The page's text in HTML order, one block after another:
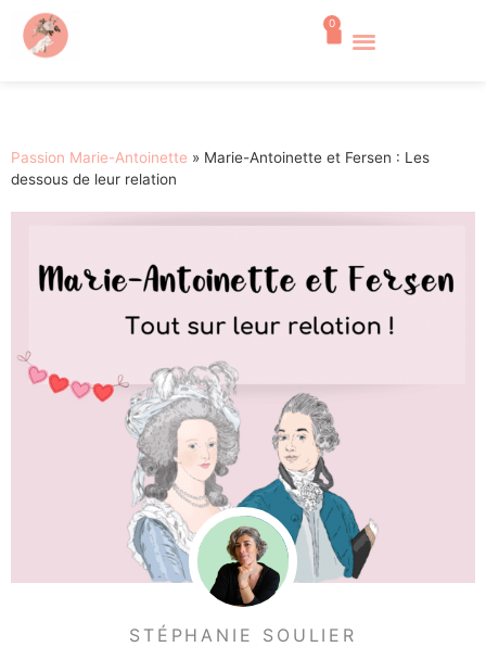
0
Passion Marie-Antoinette » Marie-Antoinette et Fersen : Les
dessous de leur relation
STÉPHANIE SOULIER